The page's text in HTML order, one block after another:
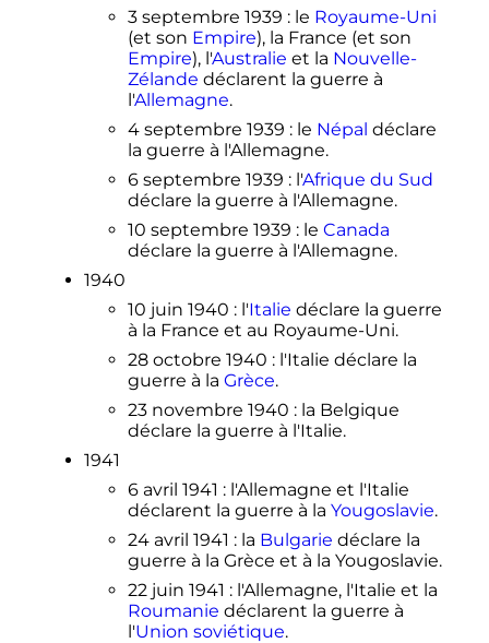
3 septembre 1939 : le Royaume-Uni
(et son Empire), la France (et son
Empire), l'Australie et la Nouvelle-
Zélande déclarent la guerre à
l'Allemagne.
4 septembre 1939 : le Népal déclare
la guerre à l'Allemagne.
6 septembre 1939 : l'Afrique du Sud
déclare la guerre à l'Allemagne.
10 septembre 1939 : le Canada
déclare la guerre à l'Allemagne.
1940
10 juin 1940 : l'Italie déclare la guerre
à la France et au Royaume-Uni.
28 octobre 1940 : l'Italie déclare la
guerre à la Grèce.
23 novembre 1940 : la Belgique
déclare la guerre à l'Italie.
1941
6 avril 1941 : l'Allemagne et l'Italie
déclarent la guerre à la Yougoslavie.
24 avril 1941 : la Bulgarie déclare la
guerre à la Grèce et à la Yougoslavie.
22 juin 1941 : l'Allemagne, l'Italie et la
Roumanie déclarent la guerre à
l'Union soviétique.